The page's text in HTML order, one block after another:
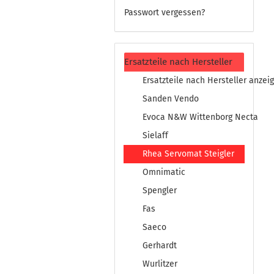
Passwort vergessen?
Ersatzteile nach Hersteller
Ersatzteile nach Hersteller
Sanden Vendo
Evoca N&W Wittenborg Necta
Sielaff
Rhea Servomat Steigler
Omnimatic
Spengler
Fas
Saeco
Gerhardt
Wurlitzer